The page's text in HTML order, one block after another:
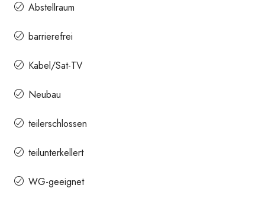
Abstellraum
barrierefrei
Kabel/Sat-TV
Neubau
teilerschlossen
teilunterkellert
WG-geeignet